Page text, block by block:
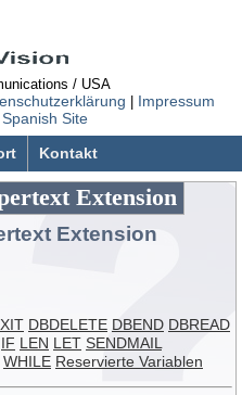
/ USA
Impressum
Spanish Site
Kontakt
Extension
Extension
DBDELETE DBEND DBREAD
IF LEN LET SENDMAIL
WHILE Reservierte Variablen